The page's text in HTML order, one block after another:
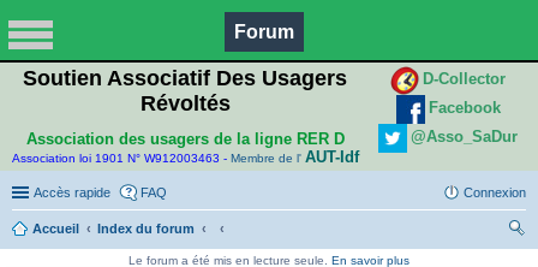
Forum
Soutien Associatif Des Usagers
Révoltés
Association des usagers de la ligne RER D
Association loi 1901 N° W912003463 - Membre de l' AUT-Idf
D-Collector
Facebook
@Asso_SaDur
Accès rapide FAQ Connexion
Accueil
Index du forum
Le forum a été mis en lecture seule. En savoir plus